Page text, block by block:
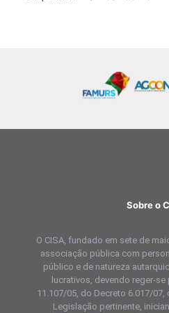
Sobre o
O CISA, fundado em sete de
associação pública com
público e de natureza
lucrativos, devendo reger-
11.107/05, do Decreto 6.017/
Legislação pertinente,